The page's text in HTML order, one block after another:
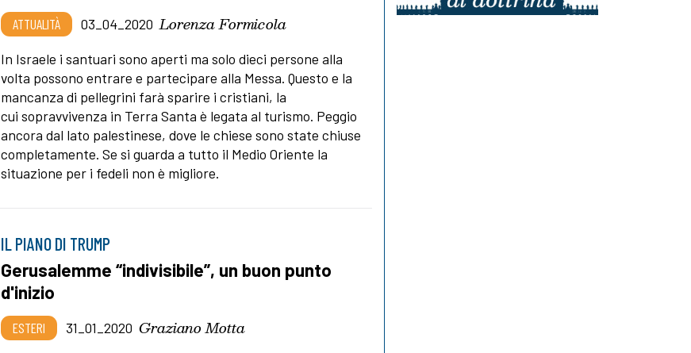
ATTUALITÀ 03_04_2020 Lorenza Formicola
In Israele i santuari sono aperti ma solo dieci persone alla
volta possono entrare e partecipare alla Messa. Questo e la
mancanza di pellegrini farà sparire i cristiani, la
cui sopravvivenza in Terra Santa è legata al turismo. Peggio
ancora dal lato palestinese, dove le chiese sono state chiuse
completamente. Se si guarda a tutto il Medio Oriente la
situazione per i fedeli non è migliore.
IL PIANO DI TRUMP
Gerusalemme “indivisibile”, un buon punto
d'inizio
ESTERI 31_01_2020 Graziano Motta